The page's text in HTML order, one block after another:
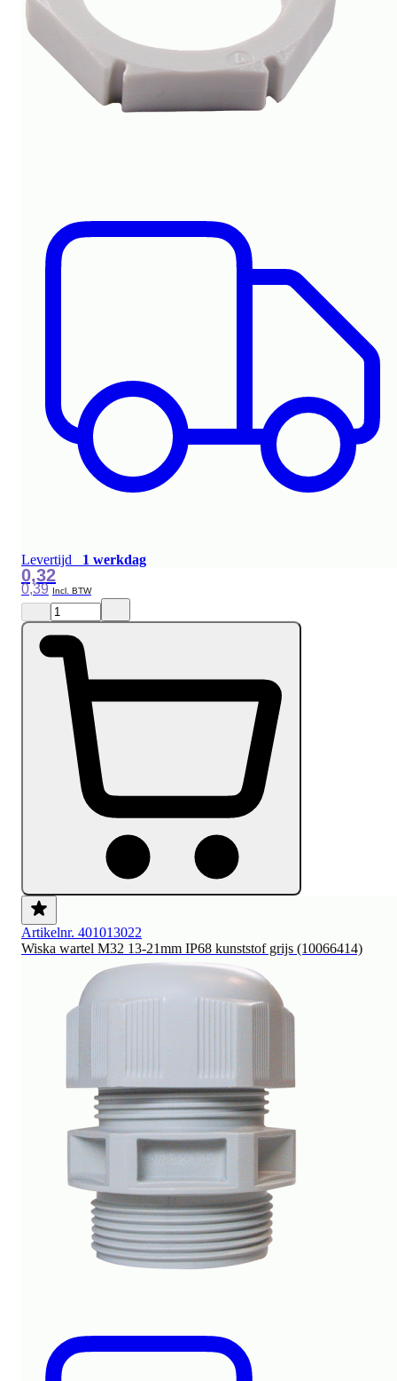
Levertijd 1 werkdag
0,39
0,32
Artikelnr. 401013022
Wiska wartel M32 13-21mm IP68 kunststof grijs (10066414)